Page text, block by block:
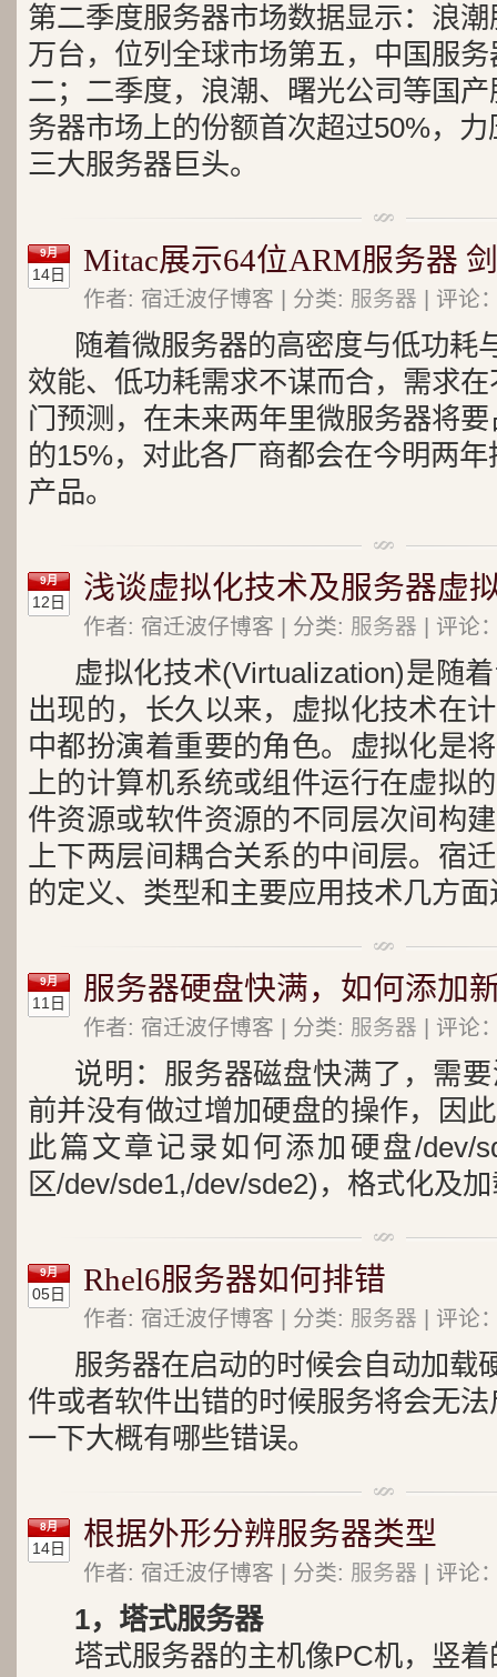
第二季度服务器市场数据显示：浪
万台，位列全球市场第五，中国服
二；二季度，浪潮、曙光公司等国
务器市场上的份额首次超过50%，
三大服务器巨头。
9月
14日 Mitac展示64位ARM服务器
作者: 宿迁波仔博客 | 分类: 服务器 | 评论
随着微服务器的高密度与低功耗
效能、低功耗需求不谋而合，需求
门预测，在未来两年里微服务器将
的15%，对此各厂商都会在今明两
产品。
9月
12日 浅谈虚拟化技术及服务器虚
作者: 宿迁波仔博客 | 分类: 服务器 | 评论
虚拟化技术(Virtualization)是随
出现的，长久以来，虚拟化技术在
中都扮演着重要的角色。虚拟化是
上的计算机系统或组件运行在虚拟
件资源或软件资源的不同层次间构
上下两层间耦合关系的中间层。宿
的定义、类型和主要应用技术几方
9月
11日 服务器硬盘快满，如何添加
作者: 宿迁波仔博客 | 分类: 服务器 | 评论
说明： 服务器磁盘快满了，需
前并没有做过增加硬盘的操作，因
此篇文章记录如何添加硬盘/dev/
区/dev/sde1,/dev/sde2)，格式化及
9月
05日 Rhel6服务器如何排错
作者: 宿迁波仔博客 | 分类: 服务器 | 评论
服务器在启动的时候会自动加载
件或者软件出错的时候服务将会无
一下大概有哪些错误。
8月
14日 根据外形分辨服务器类型
作者: 宿迁波仔博客 | 分类: 服务器 | 评论
1，塔式服务器
塔式服务器的主机像PC机，竖着